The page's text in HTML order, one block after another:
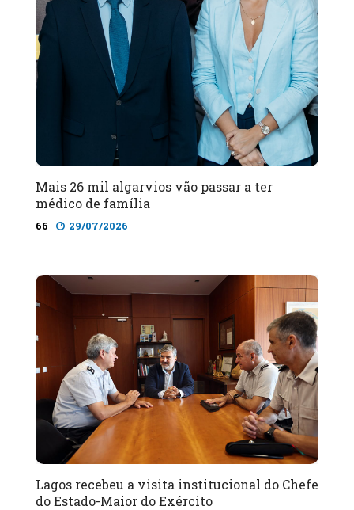
Mais 26 mil algarvios vão passar a ter
médico de família
66 29/07/2026
Lagos recebeu a visita institucional do Chefe
do Estado-Maior do Exército